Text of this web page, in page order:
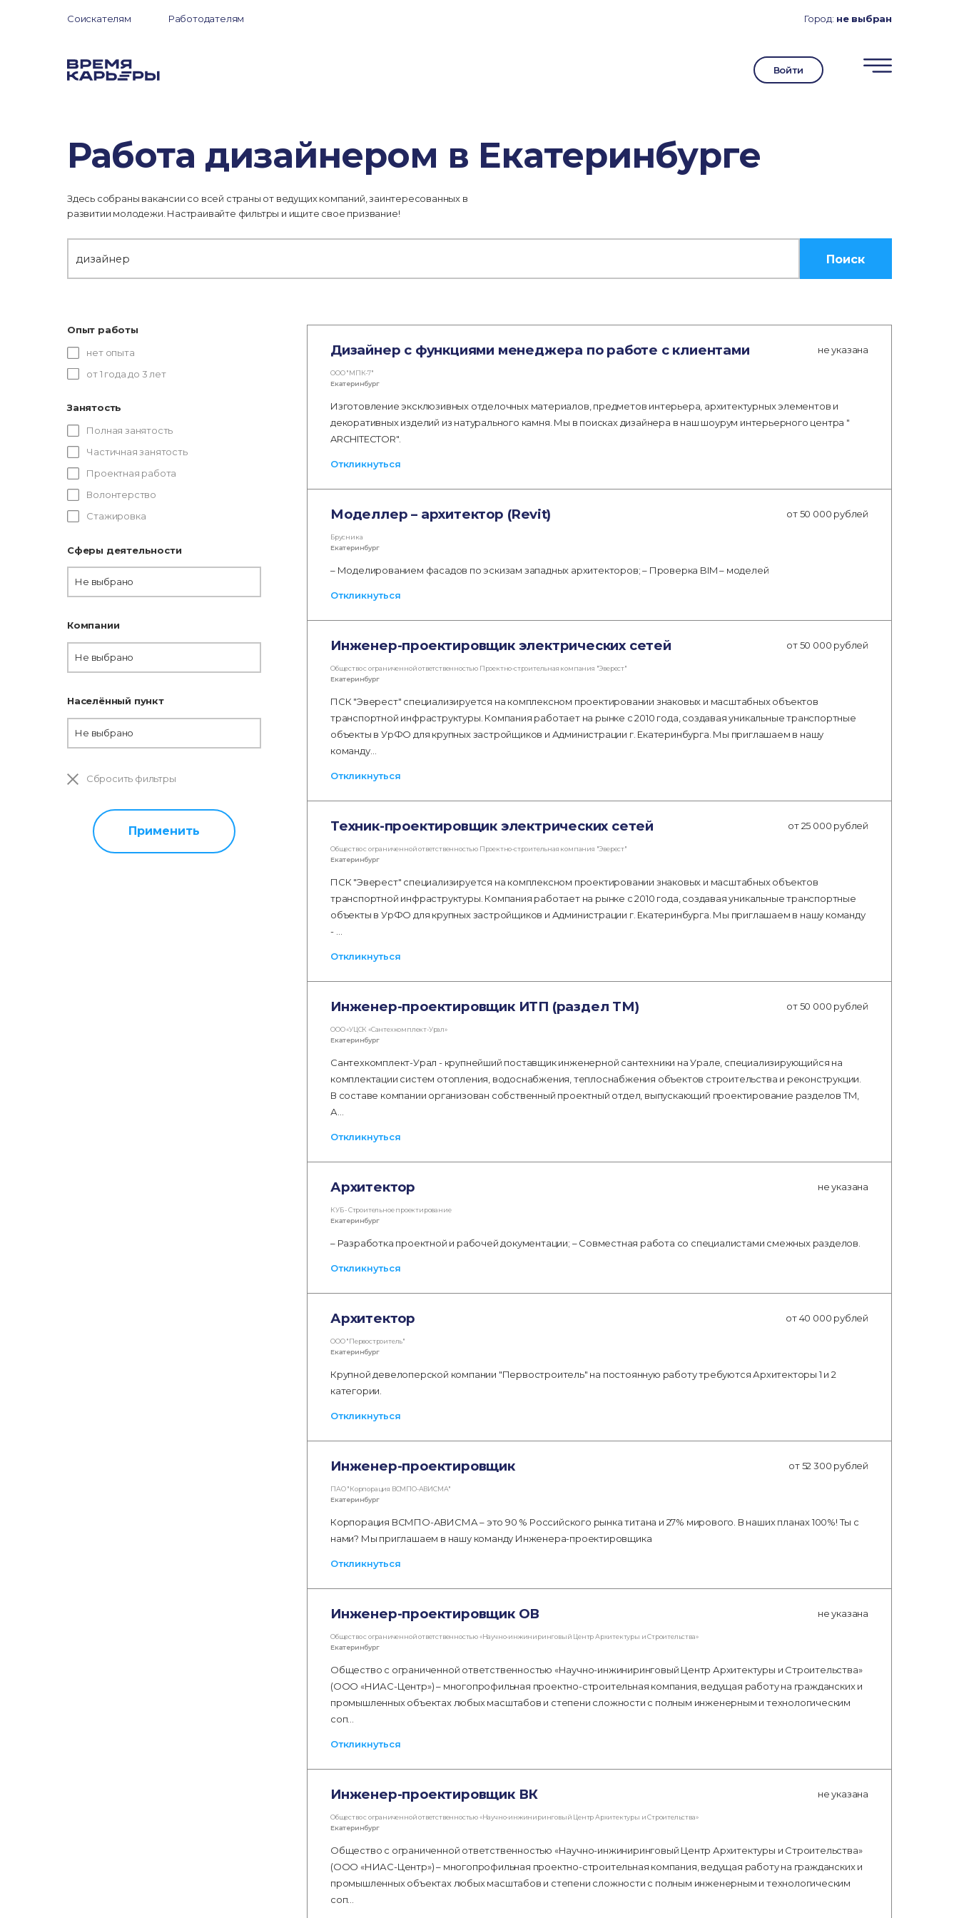
Соискателям Работодателям Город: не выбран
Войти
Работа дизайнером в Екатеринбурге
Здесь собраны вакансии со всей страны от ведущих компаний, заинтересованных в
развитии молодежи. Настраивайте фильтры и ищите свое призвание!
Поиск
Опыт работы
нет опыта
от 1 года до 3 лет
Занятость
Полная занятость
Частичная занятость
Проектная работа
Волонтерство
Стажировка
Сферы деятельности
Не выбрано
Компании
Не выбрано
Населённый пункт
Не выбрано
Сбросить фильтры
Применить
Дизайнер с функциями менеджера по работе с клиентами не указана
ООО "МПК-7"
Екатеринбург
Изготовление эксклюзивных отделочных материалов, предметов интерьера, архитектурных элементов и
декоративных изделий из натурального камня. Мы в поисках дизайнера в наш шоурум интерьерного центра "
ARCHITECTOR".
Откликнуться
Моделлер – архитектор (Revit) от 50 000 рублей
Брусника
Екатеринбург
– Моделированием фасадов по эскизам западных архитекторов; – Проверка BIM – моделей
Откликнуться
Инженер-проектировщик электрических сетей от 50 000 рублей
Общество с ограниченной ответственностью Проектно-строительная компания "Эверест"
Екатеринбург
ПСК "Эверест" специализируется на комплексном проектировании знаковых и масштабных объектов
транспортной инфраструктуры. Компания работает на рынке с 2010 года, создавая уникальные транспортные
объекты в УрФО для крупных застройщиков и Администрации г. Екатеринбурга. Мы приглашаем в нашу
команду…
Откликнуться
Техник-проектировщик электрических сетей от 25 000 рублей
Общество с ограниченной ответственностью Проектно-строительная компания "Эверест"
Екатеринбург
ПСК "Эверест" специализируется на комплексном проектировании знаковых и масштабных объектов
транспортной инфраструктуры. Компания работает на рынке с 2010 года, создавая уникальные транспортные
объекты в УрФО для крупных застройщиков и Администрации г. Екатеринбурга. Мы приглашаем в нашу команду
- …
Откликнуться
Инженер-проектировщик ИТП (раздел ТМ) от 50 000 рублей
ООО «УЦСК «Сантехкомплект-Урал»
Екатеринбург
Сантехкомплект-Урал - крупнейший поставщик инженерной сантехники на Урале, специализирующийся на
комплектации систем отопления, водоснабжения, теплоснабжения объектов строительства и реконструкции.
В составе компании организован собственный проектный отдел, выпускающий проектирование разделов ТМ,
А…
Откликнуться
Архитектор не указана
КУБ - Строительное проектирование
Екатеринбург
– Разработка проектной и рабочей документации; – Совместная работа со специалистами смежных разделов.
Откликнуться
Архитектор от 40 000 рублей
ООО "Первостроитель"
Екатеринбург
Крупной девелоперской компании "Первостроитель" на постоянную работу требуются Архитекторы 1 и 2
категории.
Откликнуться
Инженер-проектировщик от 52 300 рублей
ПАО "Корпорация ВСМПО-АВИСМА"
Екатеринбург
Корпорация ВСМПО-АВИСМА – это 90 % Российского рынка титана и 27% мирового. В наших планах 100%! Ты с
нами? Мы приглашаем в нашу команду Инженера-проектировщика
Откликнуться
Инженер-проектировщик ОВ не указана
Общество с ограниченной ответственностью «Научно-инжиниринговый Центр Архитектуры и Строительства»
Екатеринбург
Общество с ограниченной ответственностью «Научно-инжиниринговый Центр Архитектуры и Строительства»
(ООО «НИАС-Центр») – многопрофильная проектно-строительная компания, ведущая работу на гражданских и
промышленных объектах любых масштабов и степени сложности с полным инженерным и технологическим
соп…
Откликнуться
Инженер-проектировщик ВК не указана
Общество с ограниченной ответственностью «Научно-инжиниринговый Центр Архитектуры и Строительства»
Екатеринбург
Общество с ограниченной ответственностью «Научно-инжиниринговый Центр Архитектуры и Строительства»
(ООО «НИАС-Центр») – многопрофильная проектно-строительная компания, ведущая работу на гражданских и
промышленных объектах любых масштабов и степени сложности с полным инженерным и технологическим
соп…